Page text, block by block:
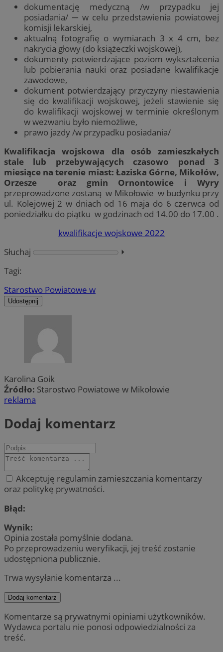
dokumentację medyczną /w przypadku jej
posiadania/ ─ w celu przedstawienia powiatowej
komisji lekarskiej,
aktualną fotografię o wymiarach 3 x 4 cm, bez
nakrycia głowy (do książeczki wojskowej),
dokumenty potwierdzające poziom wykształcenia
lub pobierania nauki oraz posiadane kwalifikacje
zawodowe,
dokument potwierdzający przyczyny niestawienia
się do kwalifikacji wojskowej, jeżeli stawienie się
do kwalifikacji wojskowej w terminie określonym
w wezwaniu było niemożliwe,
prawo jazdy /w przypadku posiadania/
Kwalifikacja wojskowa dla osób zamieszkałych
stale lub przebywających czasowo ponad 3
miesiące na terenie miast: Łaziska Górne, Mikołów,
Orzesze oraz gmin Ornontowice i Wyry
przeprowadzone zostaną w Mikołowie w budynku przy
ul. Kolejowej 2 w dniach od 16 maja do 6 czerwca od
poniedziałku do piątku w godzinach od 14.00 do 17.00 .
kwalifikacje wojskowe 2022
Słuchaj
⏵︎
Tagi:
Starostwo Powiatowe w
Udostępnij
Karolina Goik
Źródło: Starostwo Powiatowe w Mikołowie
reklama
Dodaj komentarz
Akceptuję regulamin zamieszczania komentarzy
oraz politykę prywatności.
Błąd:
Wynik:
Opinia została pomyślnie dodana.
Po przeprowadzeniu weryfikacji, jej treść zostanie
udostępniona publicznie.
Trwa wysyłanie komentarza ...
Dodaj komentarz
Komentarze są prywatnymi opiniami użytkowników.
Wydawca portalu nie ponosi odpowiedzialności za
treść.